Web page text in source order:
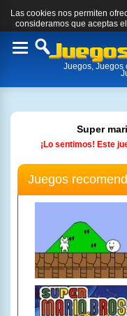
Las cookies nos permiten
consideramos que aceptas
Toggle
Juegos, Juegos
Super
¡Lo sentimos! Este
Juegos